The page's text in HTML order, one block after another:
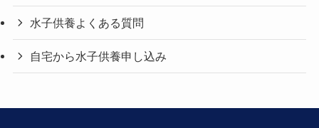
水子供養よくある質問
自宅から水子供養申し込み